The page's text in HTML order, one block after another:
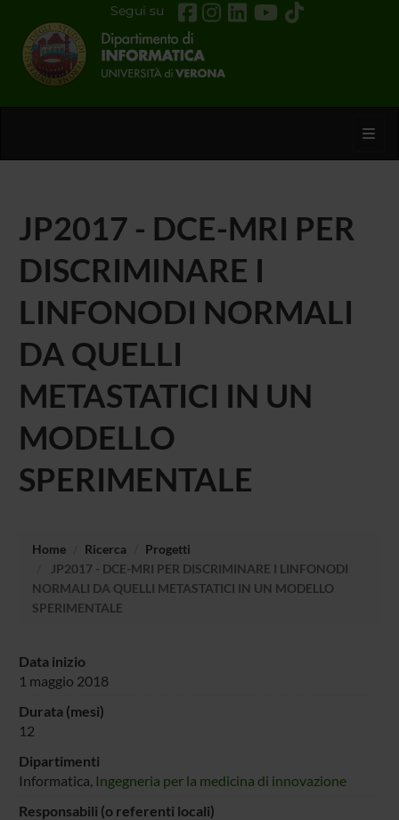
Segui su
JP2017 - DCE-MRI PER
DISCRIMINARE I
LINFONODI NORMALI
DA QUELLI
METASTATICI IN UN
MODELLO
SPERIMENTALE
Home Ricerca
Progetti
JP2017 - DCE-MRI PER DISCRIMINARE I LINFONODI
NORMALI DA QUELLI METASTATICI IN UN MODELLO
SPERIMENTALE
Data inizio
1 maggio 2018
Durata (mesi)
12
Dipartimenti
Informatica, Ingegneria per la medicina di innovazione
Responsabili (o referenti locali)